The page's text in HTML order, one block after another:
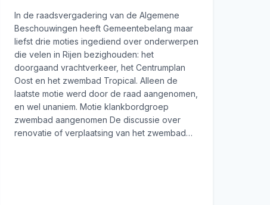
In de raadsvergadering van de Algemene
Beschouwingen heeft Gemeentebelang maar
liefst drie moties ingediend over onderwerpen
die velen in Rijen bezighouden: het
doorgaand vrachtverkeer, het Centrumplan
Oost en het zwembad Tropical. Alleen de
laatste motie werd door de raad aangenomen,
en wel unaniem. Motie klankbordgroep
zwembad aangenomen De discussie over
renovatie of verplaatsing van het zwembad…